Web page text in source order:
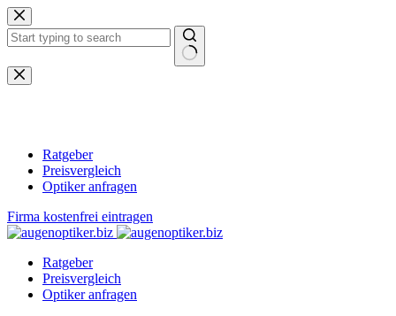
Zum
Inhalt
springen
Keine
Ergebnisse
Ratgeber
Preisvergleich
Optiker anfragen
Firma kostenfrei eintragen
Ratgeber
Preisvergleich
Optiker anfragen